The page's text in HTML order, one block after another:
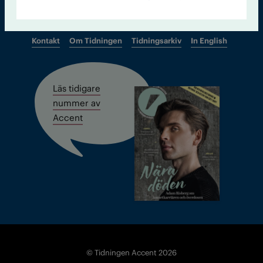
Kontakt Om Tidningen Tidningsarkiv In English
Läs tidigare
nummer av
Accent
© Tidningen Accent 2026